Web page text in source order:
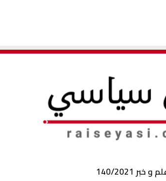
و خبر 140/2021